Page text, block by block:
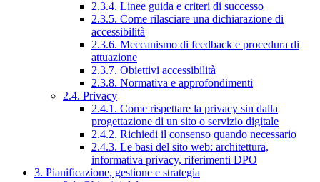
2.3.4. Linee guida e criteri di successo
2.3.5. Come rilasciare una dichiarazione di
accessibilità
2.3.6. Meccanismo di feedback e procedura di
attuazione
2.3.7. Obiettivi accessibilità
2.3.8. Normativa e approfondimenti
2.4. Privacy
2.4.1. Come rispettare la privacy sin dalla
progettazione di un sito o servizio digitale
2.4.2. Richiedi il consenso quando necessario
2.4.3. Le basi del sito web: architettura,
informativa privacy, riferimenti DPO
3. Pianificazione, gestione e strategia